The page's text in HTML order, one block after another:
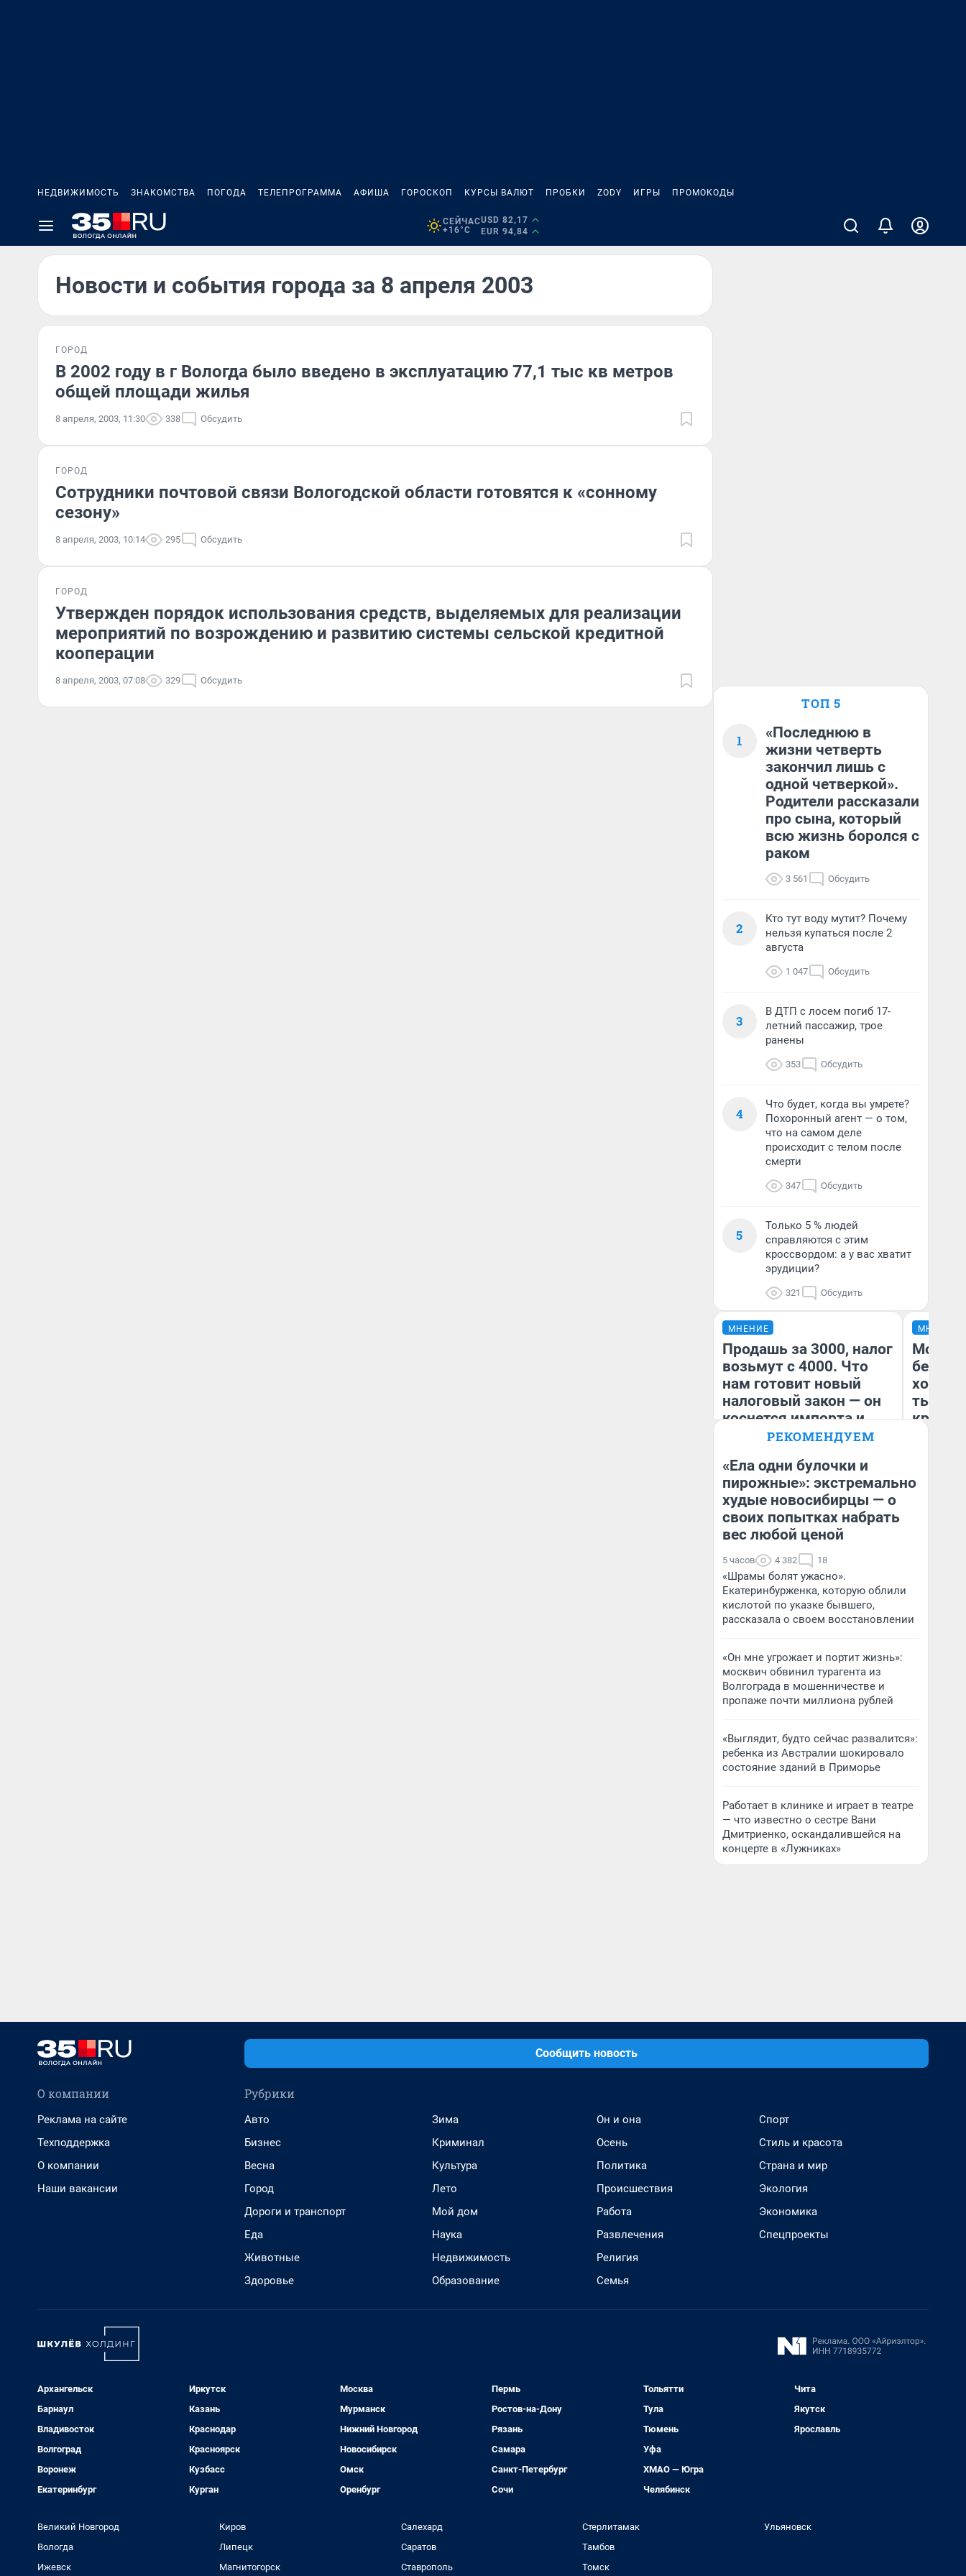
НЕДВИЖИМОСТЬ ЗНАКОМСТВА ПОГОДА ТЕЛЕПРОГРАММА АФИША ГОРОСКОП КУРСЫ ВАЛЮТ ПРОБКИ ZODY ИГРЫ ПРОМОКОДЫ
СЕЙЧАС
+16°C
USD 82,17
EUR 94,84
Новости и события города за 8 апреля 2003
ГОРОД
В 2002 году в г Вологда было введено в эксплуатацию 77,1 тыс кв метров
общей площади жилья
8 апреля, 2003, 11:30 338 Обсудить
ГОРОД
Сотрудники почтовой связи Вологодской области готовятся к «сонному
сезону»
8 апреля, 2003, 10:14 295 Обсудить
ГОРОД
Утвержден порядок использования средств, выделяемых для реализации
мероприятий по возрождению и развитию системы сельской кредитной
кооперации
8 апреля, 2003, 07:08 329 Обсудить
ТОП 5
1
«Последнюю в
жизни четверть
закончил лишь с
одной четверкой».
Родители рассказали
про сына, который
всю жизнь боролся с
раком
3 561 Обсудить
2
Кто тут воду мутит? Почему
нельзя купаться после 2
августа
1 047 Обсудить
3
В ДТП с лосем погиб 17-
летний пассажир, трое
ранены
353 Обсудить
4
Что будет, когда вы умрете?
Похоронный агент — о том,
что на самом деле
происходит с телом после
смерти
347 Обсудить
5
Только 5 % людей
справляются с этим
кроссвордом: а у вас хватит
эрудиции?
321 Обсудить
МНЕНИЕ
Продашь за 3000, налог
возьмут с 4000. Что
нам готовит новый
налоговый закон — он
коснется импорта и
даже репетиторов
Анастасия Завгородняя
МНЕНИЕ
Мой
хотела
тысяч,
РЕКОМЕНДУЕМ
«Ела одни булочки и
пирожные»: экстремально
худые новосибирцы — о
своих попытках набрать
вес любой ценой
5 часов 4 382 18
«Шрамы болят ужасно».
Екатеринбурженка, которую облили
кислотой по указке бывшего,
рассказала о своем восстановлении
«Он мне угрожает и портит жизнь»:
москвич обвинил турагента из
Волгограда в мошенничестве и
пропаже почти миллиона рублей
«Выглядит, будто сейчас развалится»:
ребенка из Австралии шокировало
состояние зданий в Приморье
Работает в клинике и играет в театре
— что известно о сестре Вани
Дмитриенко, оскандалившейся на
концерте в «Лужниках»
Сообщить новость
О компании
Реклама на сайте
Техподдержка
О компании
Наши вакансии
Рубрики
Авто
Бизнес
Весна
Город
Дороги и транспорт
Еда
Животные
Здоровье
Зима
Криминал
Культура
Лето
Мой дом
Наука
Недвижимость
Образование
Он и она
Осень
Политика
Происшествия
Работа
Развлечения
Религия
Семья
Спорт
Стиль и красота
Страна и мир
Экология
Экономика
Спецпроекты
Архангельск
Барнаул
Владивосток
Волгоград
Воронеж
Екатеринбург
Иркутск
Казань
Краснодар
Красноярск
Кузбасс
Курган
Москва
Мурманск
Нижний Новгород
Новосибирск
Омск
Оренбург
Пермь
Ростов-на-Дону
Рязань
Самара
Санкт-Петербург
Сочи
Тольятти
Тула
Тюмень
Уфа
ХМАО — Югра
Челябинск
Чита
Якутск
Ярославль
Великий Новгород
Вологда
Ижевск
Киров
Липецк
Магнитогорск
Салехард
Саратов
Ставрополь
Стерлитамак
Тамбов
Томск
Ульяновск